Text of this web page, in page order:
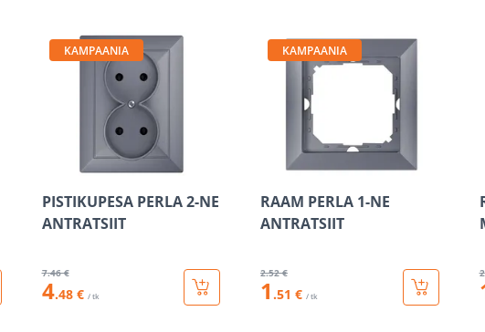
KAMPAANIA
PISTIKUPESA PERLA 2-NE
ANTRATSIIT
7.46 €
4.48 € / tk
KAMPAANIA
RAAM PERLA 1-NE
ANTRATSIIT
2.52 €
1 .51 € / tk
2